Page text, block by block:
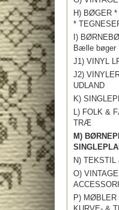
H) BØGER
*
I)
Bælle bøger
J1) VINYL
J2)
UDLAND
K)
L) FOLK &
TRÆ
M)
N) TEKSTIL
O)
P) MØBLER